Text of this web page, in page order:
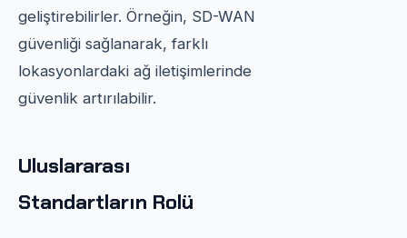
geliştirebilirler. Örneğin, SD-WAN
güvenliği sağlanarak, farklı
lokasyonlardaki ağ iletişimlerinde
güvenlik artırılabilir.
Uluslararası
Standartların Rolü